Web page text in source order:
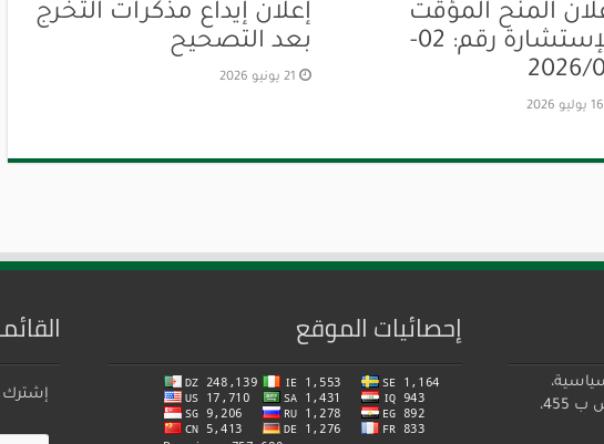
المنح المؤقت
للإستشارة رقم: 02-
2026/
16 يوليو 2026
إعلان إيداع مذكرات التخرج
بعد التصحيح
21 يونيو 2026
جامعة غرداية، المنطقة العلمية، ص ب 455،
إحصائيات الموقع
إشترك